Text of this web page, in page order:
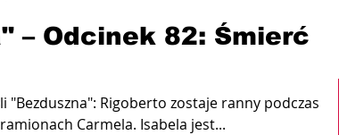
– Odcinek 82: Śmierć
"Bezduszna": Rigoberto zostaje ranny podczas
Carmela. Isabela jest...